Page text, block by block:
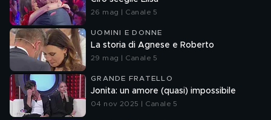
26 mag | Canale 5
UOMINI E DONNE
La storia di Agnese e Roberto
29 mag | Canale 5
GRANDE FRATELLO
Jonita: un amore (quasi) impossibile
04 nov 2025 | Canale 5